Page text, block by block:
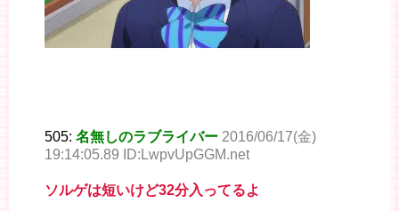
505: 名無しのラブライバー 2016/06/17(金)
19:14:05.89 ID:LwpvUpGGM.net
ソルゲは短いけど32分入ってるよ